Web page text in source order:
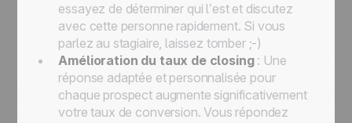
essayez de déterminer qui l’est et discutez
avec cette personne rapidement. Si vous
parlez au stagiaire, laissez tomber ;-)
Amélioration du taux de closing: Une
réponse adaptée et personnalisée pour
chaque prospect augmente significativement
votre taux de conversion. Vous répondez